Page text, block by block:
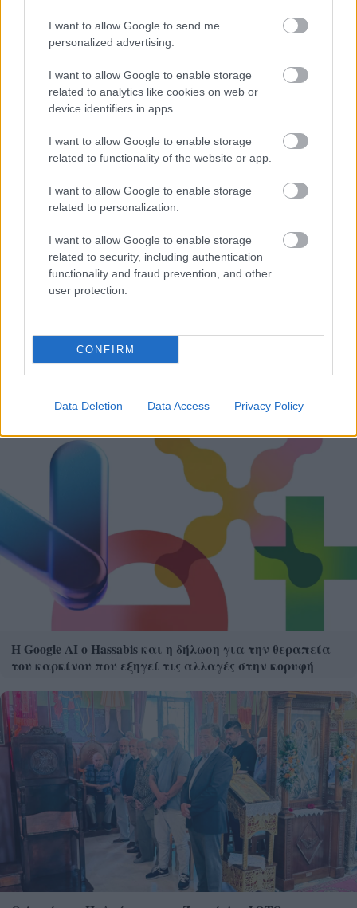
I want to allow Google to send me
personalized advertising.
I want to allow Google to enable storage
related to analytics like cookies on web or
device identifiers in apps.
I want to allow Google to enable storage
related to functionality of the website or app.
I want to allow Google to enable storage
related to personalization.
I want to allow Google to enable storage
related to security, including authentication
functionality and fraud prevention, and other
user protection.
CONFIRM
Data Deletion Data Access Privacy Policy
Εκατομμύρια οδηγοί «εγκαταλείπουν» το Google Maps
για αυτή την εφαρμογή: Δεν έχει διαφημίσεις και δεν
θέλει ίντερνετ
χρήματα «μέσα»;
Η Google ΑΙ ο Hassabis και η δήλωση για την θεραπεία
του καρκίνου που εξηγεί τις αλλαγές στην κορυφή